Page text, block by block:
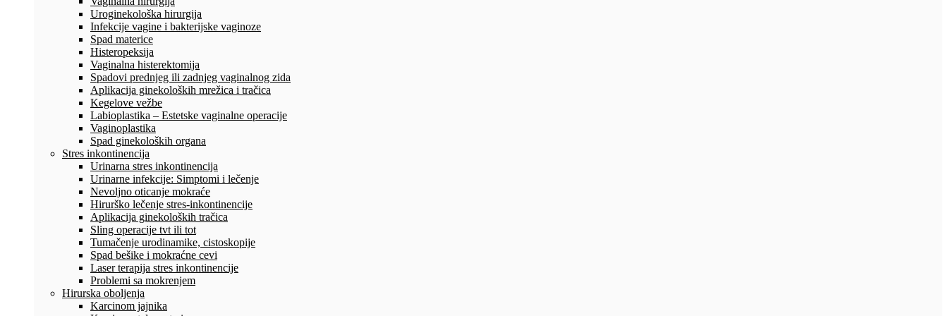
Uroginekološka hirurgija
Infekcije vagine i bakterijske vaginoze
Spad materice
Histeropeksija
Vaginalna histerektomija
Spadovi prednjeg ili zadnjeg vaginalnog zida
Aplikacija ginekoloških mrežica i tračica
Kegelove vežbe
Labioplastika – Estetske vaginalne operacije
Vaginoplastika
Spad ginekoloških organa
Stres inkontinencija
Urinarna stres inkontinencija
Urinarne infekcije: Simptomi i lečenje
Nevoljno oticanje mokraće
Hirurško lečenje stres-inkontinencije
Aplikacija ginekoloških tračica
Sling operacije tvt ili tot
Tumačenje urodinamike, cistoskopije
Spad bešike i mokraćne cevi
Laser terapija stres inkontinencije
Problemi sa mokrenjem
Hirurska oboljenja
Karcinom jajnika